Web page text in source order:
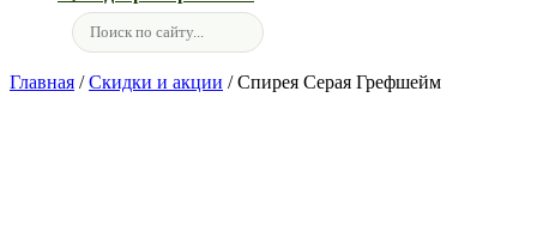
Главная /Скидки и акции / Спирея Серая Грефшейм